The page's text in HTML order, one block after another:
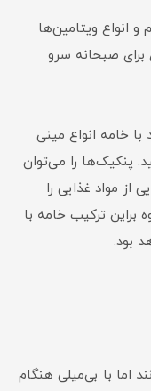
انواع ویتامین‌ها
صبحانه سرو
خامه انواع مینی
پنکیک‌ها را می‌توان
از مواد غذایی را
براین ترکیب خامه با
بود.
اما با بی‌میلی هنگام